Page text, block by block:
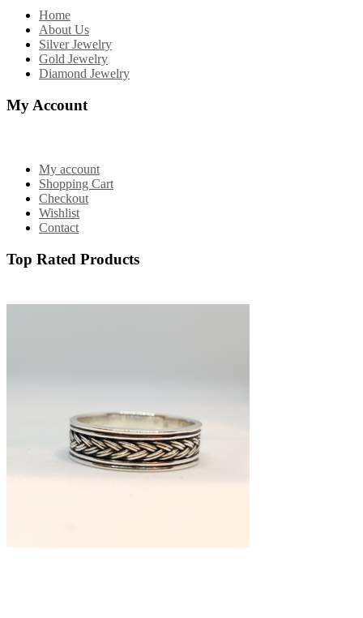
Home
About Us
Silver Jewelry
Gold Jewelry
Diamond Jewelry
My Account
My account
Shopping Cart
Checkout
Wishlist
Contact
Top Rated Products